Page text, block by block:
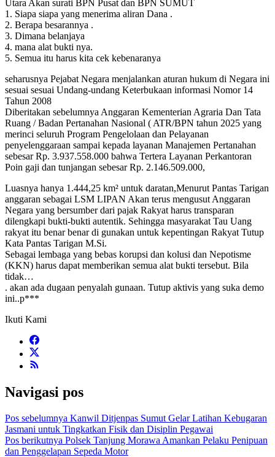
Utara Akan surati BPN Pusat dan BPN SUMUT
1. Siapa siapa yang menerima aliran Dana .
2. Berapa besarannya .
3. Dimana belanjaya
4. mana alat bukti nya.
5. Semua itu harus kita cek kebenaranya
seharusnya Pejabat Negara menjalankan aturan hukum di Negara ini
sesuai sesuai Undang-undang Keterbukaan informasi Nomor 14
Tahun 2008
Diberitakan sebelumnya Anggaran Kementerian Agraria Dan Tata
Ruang / Badan Pertanahan Nasional ( ATR/BPN tahun 2025 yang
merinci seluruh Program Pengelolaan dan Pelayanan
penyelenggaraan sampai kepada layanan Manajemen Pertanahan
sebesar Rp. 3.937.558.000 bahwa Tertera Layanan Perkantoran
Poin gaji dan tunjangan sebesar Rp. 2.146.509.000,
Luasnya hanya 1.444,25 km² untuk daratan,Menurut Pantas Tarigan
anggaran sebagai LSM LIPAN Akan terus mengusut Anggaran
Negara yang bersumber dari pajak Rakyat harus transparan
dilengkapi bukti-bukti autentik. Sehingga masyarakat Tau Uang
rakyat itu benar benar di gunakan untuk kepentingan Rakyat Tutup
Kata Pantas Tarigan M.Si.
Sebagai lembaga yang bebas korupsi dan kolusi dan Nepotisme
(KKN) harus dapat memberikan semua alat bukti tersebut. Bila
tidak…
. akan ada dugaan penyalah gunaan. Tutup aktivis yang suka demo
ini..p***
Ikuti Kami
Navigasi pos
Pos sebelumnya Kanwil Ditjenpas Sumut Gelar Latihan Kebugaran
Jasmani untuk Tingkatkan Fisik dan Disiplin Pegawai
Pos berikutnya Polsek Tanjung Morawa Amankan Pelaku Penipuan
dan Penggelapan Sepeda Motor